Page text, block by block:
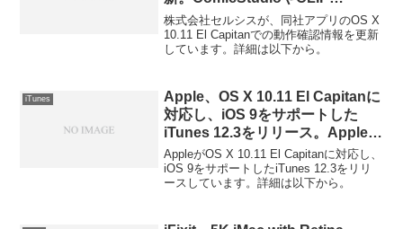
STUDIOシリーズなどが動作確認
済へ。
株式会社セルシスが、同社アプリのOS X
10.11 El Capitanでの動作確認情報を更新
しています。詳細は以下から。
iTunes
Apple、OS X 10.11 El Capitanに
対応し、iOS 9をサポートした
iTunes 12.3をリリース。Apple
IDの二要素認証もサポート。
AppleがOS X 10.11 El Capitanに対応し、
iOS 9をサポートしたiTunes 12.3をリリ
ースしています。詳細は以下から。